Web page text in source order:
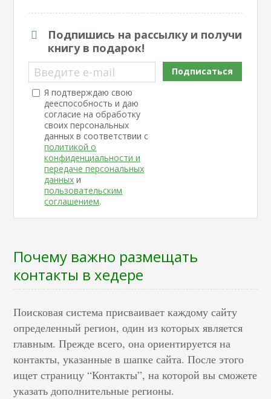
Подпишись на рассылку и получи
книгу в подарок!
Введите e-mail
Я подтверждаю свою
дееспособность и даю
согласие на обработку
своих персональных
данных в соответствии с
политикой о
конфиденциальности и
передаче персональных
данных и
пользовательским
соглашением.
Подписаться
Почему важно размещать
контакты в хедере
Поисковая система присваивает каждому сайту
определенный регион, один из которых является
главным. Прежде всего, она ориентируется на
контакты, указанные в шапке сайта. После этого
ищет страницу “Контакты”, на которой вы сможете
указать дополнительные регионы.